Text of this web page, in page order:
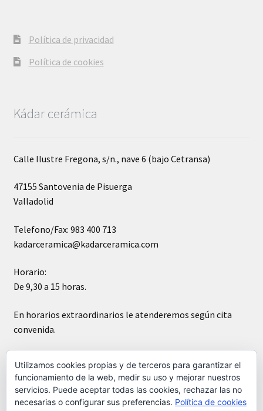
Política de privacidad
Política de cookies
Kádar cerámica
Calle Ilustre Fregona, s/n., nave 6 (bajo Cetransa)
47155 Santovenia de Pisuerga
Valladolid
Telefono/Fax: 983 400 713
kadarceramica@kadarceramica.com
Horario:
De 9,30 a 15 horas.
En horarios extraordinarios le atenderemos según cita
convenida.
Utilizamos cookies propias y de terceros para garantizar el
funcionamiento de la web, medir su uso y mejorar nuestros
servicios. Puede aceptar todas las cookies, rechazar las no
necesarias o configurar sus preferencias. Política de cookies